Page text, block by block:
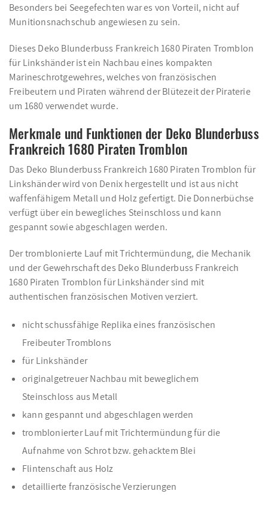
Besonders bei Seegefechten war es von Vorteil, nicht auf
Munitionsnachschub angewiesen zu sein.
Dieses Deko Blunderbuss Frankreich 1680 Piraten Tromblon
für Linkshänder ist ein Nachbau eines kompakten
Marineschrotgewehres, welches von französischen
Freibeutern und Piraten während der Blütezeit der Piraterie
um 1680 verwendet wurde.
Merkmale und Funktionen der Deko Blunderbuss
Frankreich 1680 Piraten Tromblon
Das Deko Blunderbuss Frankreich 1680 Piraten Tromblon für
Linkshänder wird von Denix hergestellt und ist aus nicht
waffenfähigem Metall und Holz gefertigt. Die Donnerbüchse
verfügt über ein bewegliches Steinschloss und kann
gespannt sowie abgeschlagen werden.
Der tromblonierte Lauf mit Trichtermündung, die Mechanik
und der Gewehrschaft des Deko Blunderbuss Frankreich
1680 Piraten Tromblon für Linkshänder sind mit
authentischen französischen Motiven verziert.
nicht schussfähige Replika eines französischen
Freibeuter Tromblons
für Linkshänder
originalgetreuer Nachbau mit beweglichem
Steinschloss aus Metall
kann gespannt und abgeschlagen werden
tromblonierter Lauf mit Trichtermündung für die
Aufnahme von Schrot bzw. gehacktem Blei
Flintenschaft aus Holz
detaillierte französische Verzierungen